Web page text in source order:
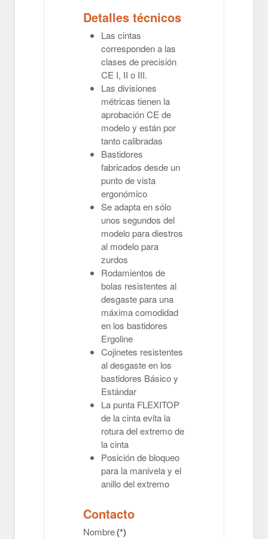
Detalles técnicos
Las cintas
corresponden a las
clases de precisión
CE I, II o III.
Las divisiones
métricas tienen la
aprobación CE de
modelo y están por
tanto calibradas
Bastidores
fabricados desde un
punto de vista
ergonómico
Se adapta en sólo
unos segundos del
modelo para diestros
al modelo para
zurdos
Rodamientos de
bolas resistentes al
desgaste para una
máxima comodidad
en los bastidores
Ergoline
Cojinetes resistentes
al desgaste en los
bastidores Básico y
Estándar
La punta FLEXITOP
de la cinta evita la
rotura del extremo de
la cinta
Posición de bloqueo
para la manivela y el
anillo del extremo
Contacto
Nombre(*)